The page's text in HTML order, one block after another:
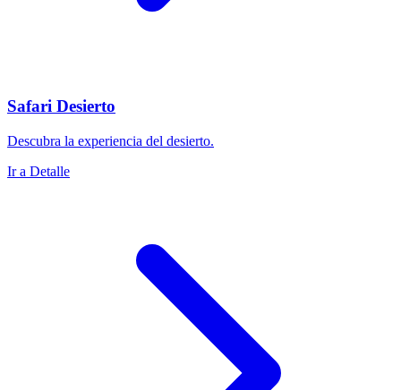
Safari Desierto
Descubra la experiencia del desierto.
Ir a Detalle